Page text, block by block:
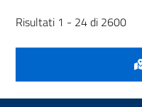
Risultati 1 - 24 di 2600